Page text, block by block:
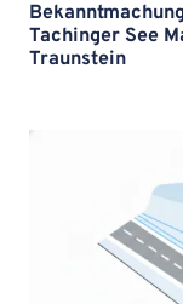
Tachinger See
Traunstein